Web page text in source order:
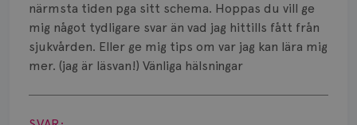
närmsta tiden pga sitt schema. Hoppas du vill ge
mig något tydligare svar än vad jag hittills fått från
sjukvården. Eller ge mig tips om var jag kan lära mig
mer. (jag är läsvan!) Vänliga hälsningar
Visa svar